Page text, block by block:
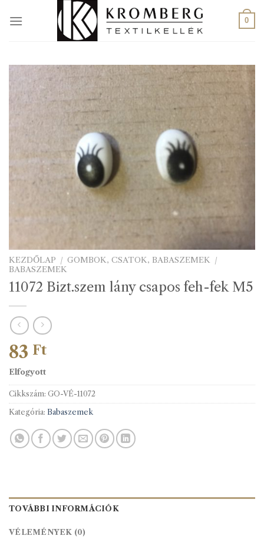
0
KEZDŐLAP / GOMBOK, CSATOK, BABASZEMEK /
BABASZEMEK
11072 Bizt.szem lány csapos feh-fek M5
83 Ft
Elfogyott
Cikkszám: GO-VÉ-11072
Kategória: Babaszemek
TOVÁBBI INFORMÁCIÓK
VÉLEMÉNYEK (0)